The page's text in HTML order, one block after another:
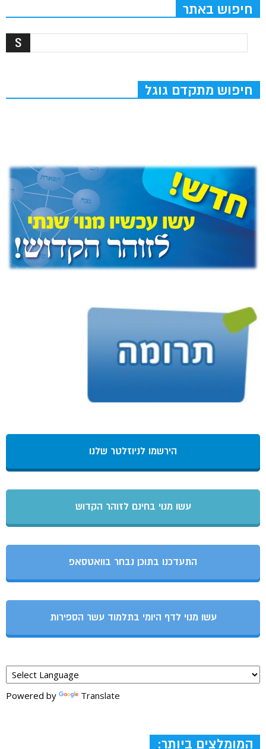
חיפוש באתר
חיפוש מתקדם גוגל
הירשמו לניוזלטר שלנו
עשו מנוי בחינם לזוהר הקדוש
התעדכנו בתוכן נבחר בוואטסאפ
עשו מנוי לדף היומי בתלמוד עשר הספירות
Powered by Translate
המומלצים ביותר: